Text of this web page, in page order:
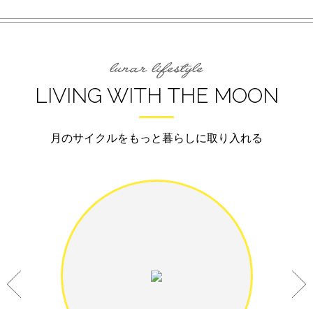
LIVING WITH THE MOON
月のサイクルをもっと暮らしに取り入れる